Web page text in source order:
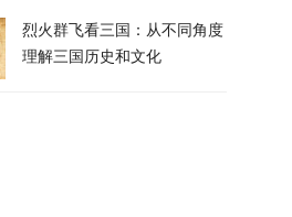
烈火群飞看三国：从不同角度
理解三国历史和文化